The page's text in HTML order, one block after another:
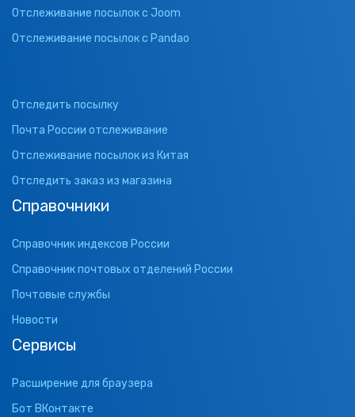
Отслеживание посылок с Joom
Отслеживание посылок с Pandao
Отследить посылку
Почта России отслеживание
Отслеживание посылок из Китая
Отследить заказ из магазина
Справочники
Справочник индексов России
Справочник почтовых отделений России
Почтовые службы
Новости
Сервисы
Расширение для браузера
Бот ВКонтакте